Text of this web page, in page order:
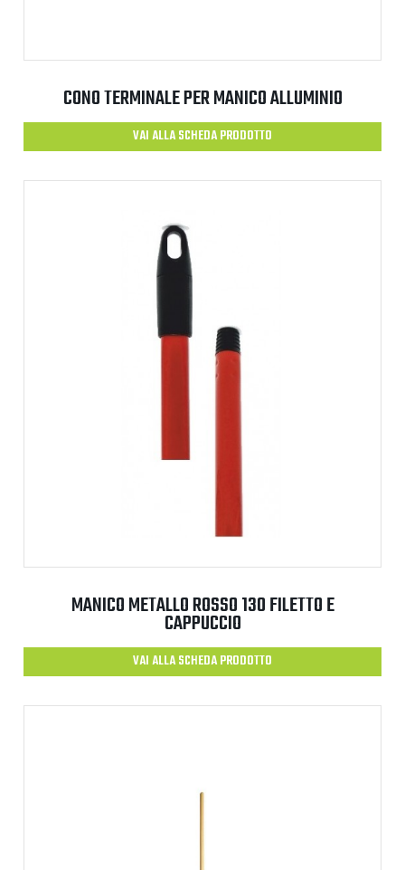
CONO TERMINALE PER MANICO ALLUMINIO
VAI ALLA SCHEDA PRODOTTO
MANICO METALLO ROSSO 130 FILETTO E
CAPPUCCIO
VAI ALLA SCHEDA PRODOTTO